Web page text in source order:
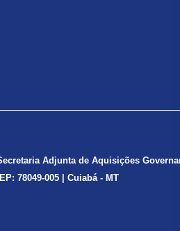
Adjunta de Aquisições
78049-005 | Cuiabá - MT